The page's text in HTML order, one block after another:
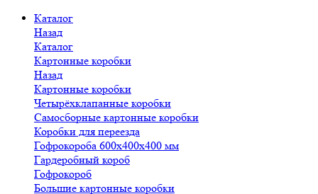
Каталог
Назад
Каталог
Картонные коробки
Назад
Картонные коробки
Четырёхклапанные коробки
Самосборные картонные коробки
Коробки для переезда
Гофрокороба 600х400х400 мм
Гардеробный короб
Гофрокороб
Большие картонные коробки